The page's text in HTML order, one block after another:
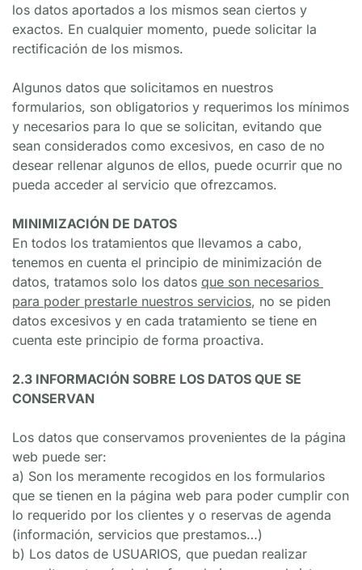
los datos aportados a los mismos sean ciertos y
exactos. En cualquier momento, puede solicitar la
rectificación de los mismos.
Algunos datos que solicitamos en nuestros
formularios, son obligatorios y requerimos los mínimos
y necesarios para lo que se solicitan, evitando que
sean considerados como excesivos, en caso de no
desear rellenar algunos de ellos, puede ocurrir que no
pueda acceder al servicio que ofrezcamos.
MINIMIZACIÓN DE DATOS
En todos los tratamientos que llevamos a cabo,
tenemos en cuenta el principio de minimización de
datos, tratamos solo los datos que son necesarios
para poder prestarle nuestros servicios, no se piden
datos excesivos y en cada tratamiento se tiene en
cuenta este principio de forma proactiva.
2.3 INFORMACIÓN SOBRE LOS DATOS QUE SE
CONSERVAN
Los datos que conservamos provenientes de la página
web puede ser:
a) Son los meramente recogidos en los formularios
que se tienen en la página web para poder cumplir con
lo requerido por los clientes y o reservas de agenda
(información, servicios que prestamos…)
b) Los datos de USUARIOS, que puedan realizar